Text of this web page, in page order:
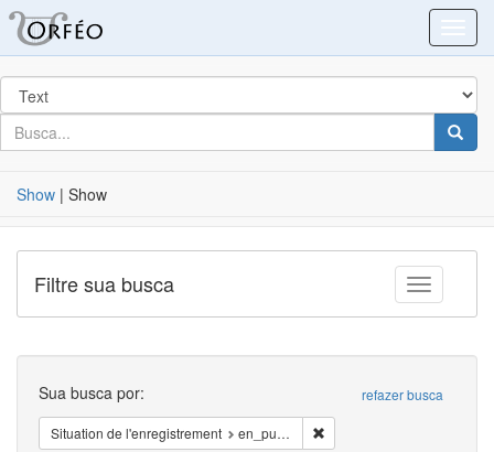
Procurar
em
por
busca Buscar
Show | Show
Toggle
Filtre sua busca
Busca refazer busca
Sua busca por:
Situation de l'enregistrement en_public